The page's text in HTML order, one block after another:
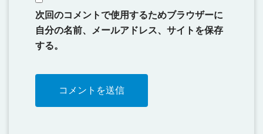
次回のコメントで使用するためブラウザーに
自分の名前、メールアドレス、サイトを保存
する。